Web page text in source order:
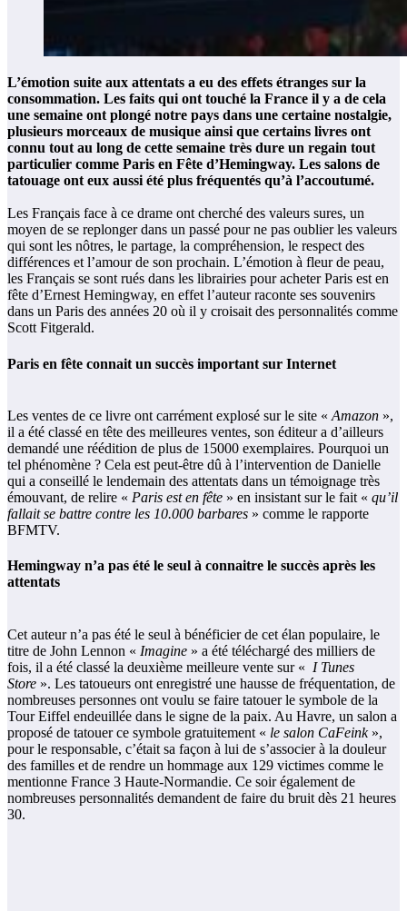
L’émotion suite aux attentats a eu des effets étranges sur la
consommation. Les faits qui ont touché la France il y a de cela
une semaine ont plongé notre pays dans une certaine nostalgie,
plusieurs morceaux de musique ainsi que certains livres ont
connu tout au long de cette semaine très dure un regain tout
particulier comme Paris en Fête d’Hemingway. Les salons de
tatouage ont eux aussi été plus fréquentés qu’à l’accoutumé.
Les Français face à ce drame ont cherché des valeurs sures, un
moyen de se replonger dans un passé pour ne pas oublier les valeurs
qui sont les nôtres, le partage, la compréhension, le respect des
différences et l’amour de son prochain. L’émotion à fleur de peau,
les Français se sont rués dans les librairies pour acheter Paris est en
fête d’Ernest Hemingway, en effet l’auteur raconte ses souvenirs
dans un Paris des années 20 où il y croisait des personnalités comme
Scott Fitgerald.
Paris en fête connait un succès important sur Internet
Les ventes de ce livre ont carrément explosé sur le site « Amazon »,
il a été classé en tête des meilleures ventes, son éditeur a d’ailleurs
demandé une réédition de plus de 15000 exemplaires. Pourquoi un
tel phénomène ? Cela est peut-être dû à l’intervention de Danielle
qui a conseillé le lendemain des attentats dans un témoignage très
émouvant, de relire « Paris est en fête » en insistant sur le fait « qu’il
fallait se battre contre les 10.000 barbares » comme le rapporte
BFMTV.
Hemingway n’a pas été le seul à connaitre le succès après les
attentats
Cet auteur n’a pas été le seul à bénéficier de cet élan populaire, le
titre de John Lennon « Imagine » a été téléchargé des milliers de
fois, il a été classé la deuxième meilleure vente sur « I Tunes
Store ». Les tatoueurs ont enregistré une hausse de fréquentation, de
nombreuses personnes ont voulu se faire tatouer le symbole de la
Tour Eiffel endeuillée dans le signe de la paix. Au Havre, un salon a
proposé de tatouer ce symbole gratuitement « le salon CaFeink»,
pour le responsable, c’était sa façon à lui de s’associer à la douleur
des familles et de rendre un hommage aux 129 victimes comme le
mentionne France 3 Haute-Normandie. Ce soir également de
nombreuses personnalités demandent de faire du bruit dès 21 heures
30.